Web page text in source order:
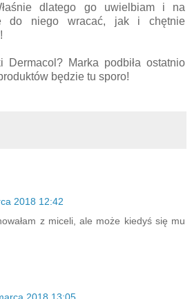
dlatego go uwielbiam i na
do niego wracać, jak i chętnie
Dermacol? Marka podbiła ostatnio
będzie tu sporo!
2018 12:42
z miceli, ale może kiedyś się mu